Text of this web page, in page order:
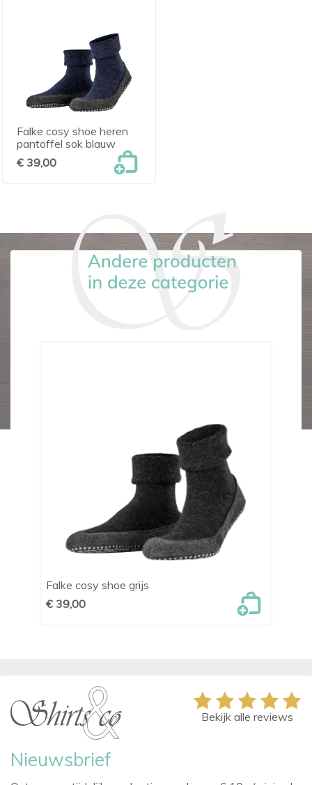
Falke cosy shoe heren
pantoffel sok blauw
€ 39,00
Falke cosy shoe grijs
€ 39,00
Nieuwsbrief
Bekijk alle reviews